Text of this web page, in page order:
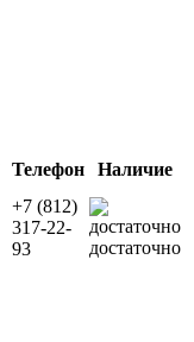
Телефон
Наличие
+7 (812)
317-22-
93
достаточно